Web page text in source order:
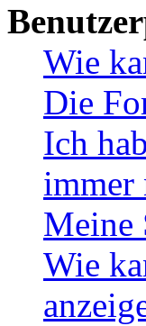
Wie
Die
Ich
immer
Meine
Wie